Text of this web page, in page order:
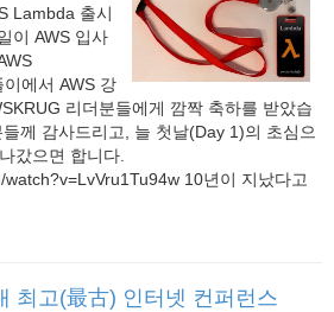
Lambda 출시
이 AWS 입사
에서 AWS 강
리더분들에게 깜짝 축하를 받았습
께 감사드리고, 늘 첫날(Day 1)의 초심으
갔으면 합니다.
10년이 지났다고
최고(最古) 인터넷 컨퍼런스